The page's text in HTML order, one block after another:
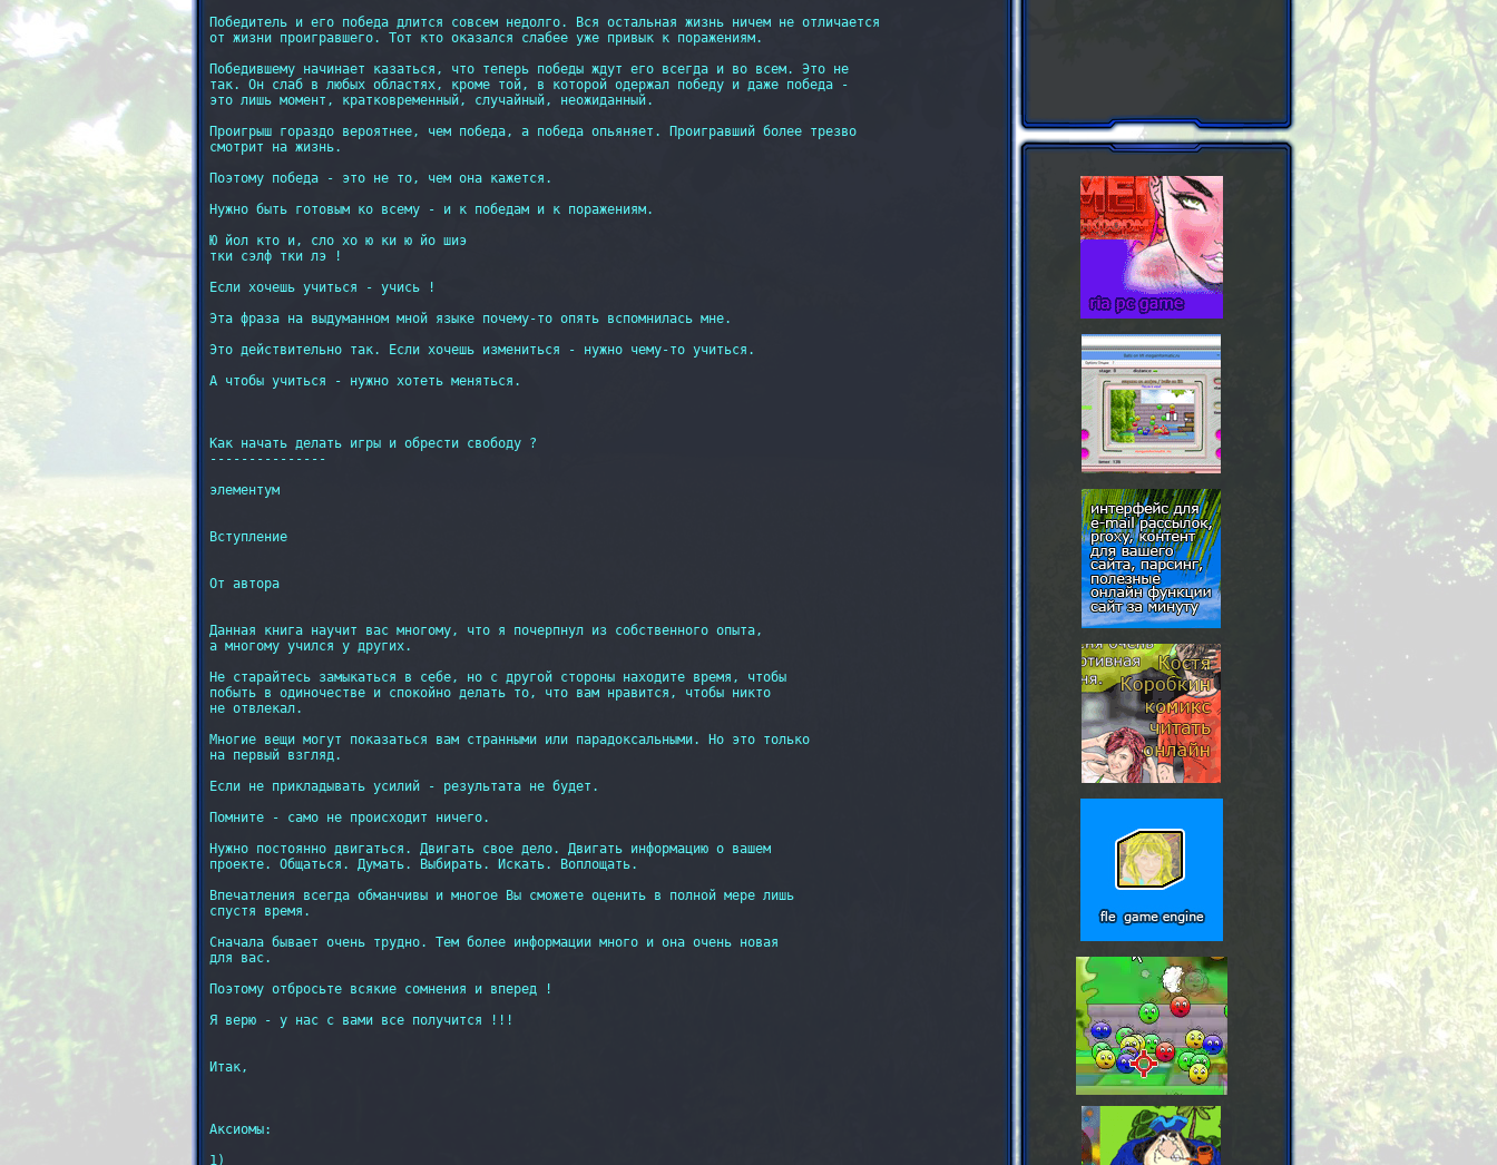
Победитель и его победа длится совсем недолго. Вся остальная жизнь ничем не отличается
от жизни проигравшего. Тот кто оказался слабее уже привык к поражениям.
Победившему начинает казаться, что теперь победы ждут его всегда и во всем. Это не
так. Он слаб в любых областях, кроме той, в которой одержал победу и даже победа -
это лишь момент, кратковременный, случайный, неожиданный.
Проигрыш гораздо вероятнее, чем победа, а победа опьяняет. Проигравший более трезво
смотрит на жизнь.
Поэтому победа - это не то, чем она кажется.
Нужно быть готовым ко всему - и к победам и к поражениям.
Ю йол кто и, сло хо ю ки ю йо шиэ
тки сэлф тки лэ !
Если хочешь учиться - учись !
Эта фраза на выдуманном мной языке почему-то опять вспомнилась мне.
Это действительно так. Если хочешь измениться - нужно чему-то учиться.
А чтобы учиться - нужно хотеть меняться.
Как начать делать игры и обрести свободу ?
---------------
элементум
Вступление
От автора
Данная книга научит вас многому, что я почерпнул из собственного опыта,
а многому учился у других.
Не старайтесь замыкаться в себе, но с другой стороны находите время, чтобы
побыть в одиночестве и спокойно делать то, что вам нравится, чтобы никто
не отвлекал.
Многие вещи могут показаться вам странными или парадоксальными. Но это только
на первый взгляд.
Если не прикладывать усилий - результата не будет.
Помните - само не происходит ничего.
Нужно постоянно двигаться. Двигать свое дело. Двигать информацию о вашем
проекте. Общаться. Думать. Выбирать. Искать. Воплощать.
Впечатления всегда обманчивы и многое Вы сможете оценить в полной мере лишь
спустя время.
Сначала бывает очень трудно. Тем более информации много и она очень новая
для вас.
Поэтому отбросьте всякие сомнения и вперед !
Я верю - у нас с вами все получится !!!
Итак,
Аксиомы:
1)